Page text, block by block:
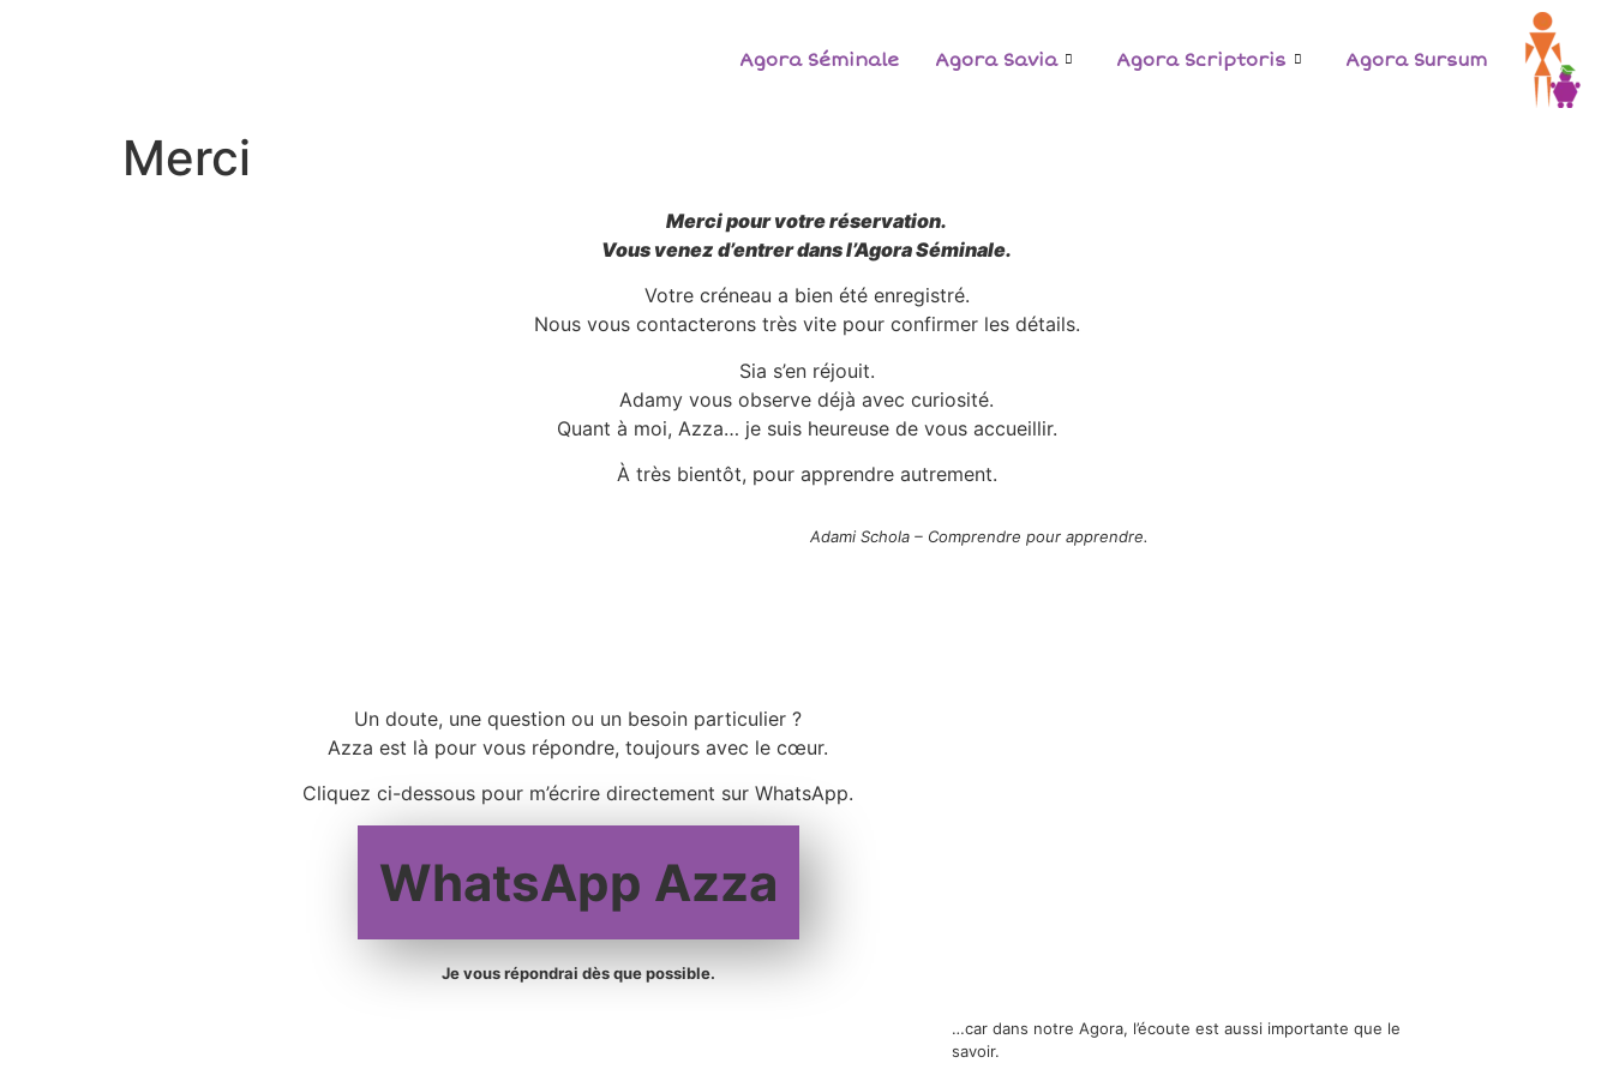
Agora Séminale Agora Savia Agora Scriptoris Agora Sursum
Merci
Merci pour votre réservation.
Vous venez d’entrer dans l’Agora Séminale.
Votre créneau a bien été enregistré.
Nous vous contacterons très vite pour confirmer les détails.
Sia s’en réjouit.
Adamy vous observe déjà avec curiosité.
Quant à moi, Azza… je suis heureuse de vous accueillir.
À très bientôt, pour apprendre autrement.
Adami Schola – Comprendre pour apprendre.
Un doute, une question ou un besoin particulier ?
Azza est là pour vous répondre, toujours avec le cœur.
Cliquez ci-dessous pour m’écrire directement sur WhatsApp.
WhatsApp Azza
Je vous répondrai dès que possible.
…car dans notre Agora, l’écoute est aussi importante que le
savoir.